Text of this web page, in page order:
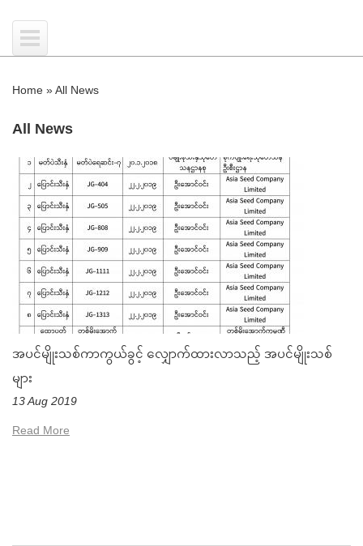
Home »All News
All News
အပင်မျိုးသစ်ကာကွယ်ခွင့် လျှောက်ထားလာသည့် အပင်မျိုးသစ်
များ
13 Aug 2019
Read More